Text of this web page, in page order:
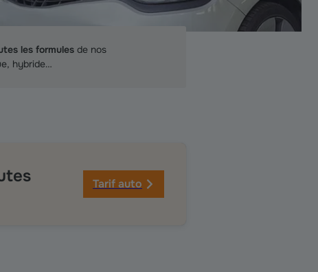
les formules de nos
hybride…
Tarif auto